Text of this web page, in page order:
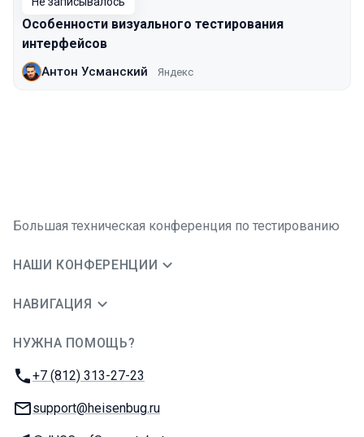
Особенности визуального тестирования
интерфейсов
Антон Усманский Яндекс
Большая техническая конференция по тестированию
НАШИ КОНФЕРЕНЦИИ
НАВИГАЦИЯ
НУЖНА ПОМОЩЬ?
Телефон:
+7 (812) 313-27-23
E-mail:
support@heisenbug.ru